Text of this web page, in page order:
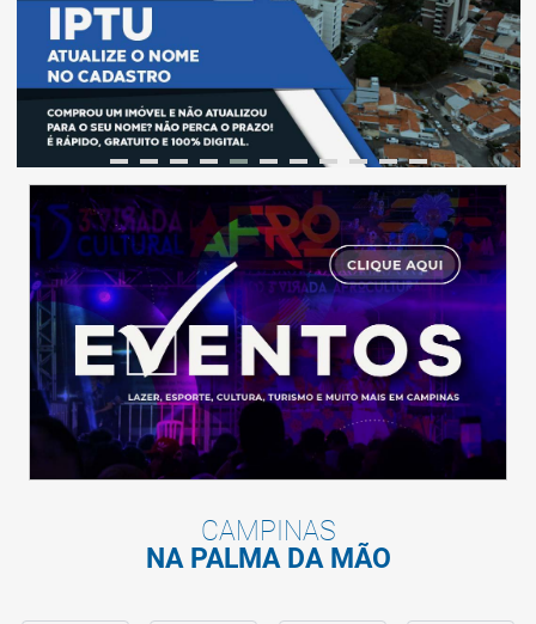
CAMPINAS
NA PALMA DA MÃO